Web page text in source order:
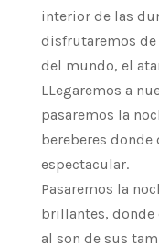
interior de las
disfrutaremos
del mundo, el
LLegaremos a
pasaremos la
bereberes
espectacular.
Pasaremos la
brillantes,
al son de sus